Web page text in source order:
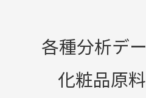
各種分析デ
化粧品原